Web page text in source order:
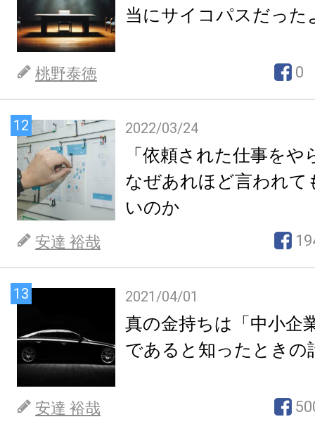
当にサイコパスだった
桃野泰徳 0
12 2022/03/24
「依頼された仕事を
なぜあれほど言われて
いのか
安達 裕哉
13 2021/04/01
真の金持ちは「中小企
であると知ったときの
安達 裕哉